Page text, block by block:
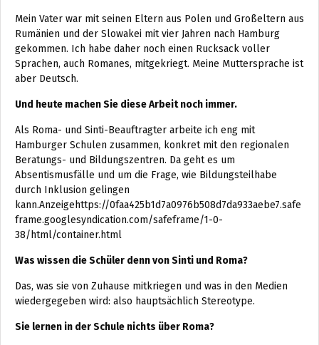
Mein Vater war mit seinen Eltern aus Polen und Großeltern aus
Rumänien und der Slowakei mit vier Jahren nach Hamburg
gekommen. Ich habe daher noch einen Rucksack voller
Sprachen, auch Romanes, mitgekriegt. Meine Muttersprache ist
aber Deutsch.
Und heute machen Sie diese Arbeit noch immer.
Als Roma- und Sinti-Beauftragter arbeite ich eng mit
Hamburger Schulen zusammen, konkret mit den regionalen
Beratungs- und Bildungszentren. Da geht es um
Absentismusfälle und um die Frage, wie Bildungsteilhabe
durch Inklusion gelingen
kann.Anzeigehttps://0faa425b1d7a0976b508d7da933aebe7.safe
frame.googlesyndication.com/safeframe/1-0-
38/html/container.html
Was wissen die Schüler denn von Sinti und Roma?
Das, was sie von Zuhause mitkriegen und was in den Medien
wiedergegeben wird: also hauptsächlich Stereotype.
Sie lernen in der Schule nichts über Roma?